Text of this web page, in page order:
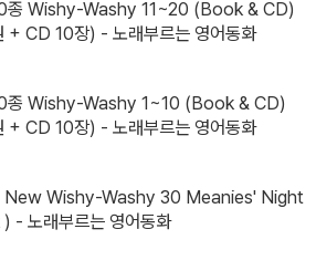
종 Wishy-Washy 11~20 (Book & CD)
CD 10장) - 노래부르는 영어동화
종 Wishy-Washy 1~10 (Book & CD)
CD 10장) - 노래부르는 영어동화
New Wishy-Washy 30 Meanies' Night
노래부르는 영어동화